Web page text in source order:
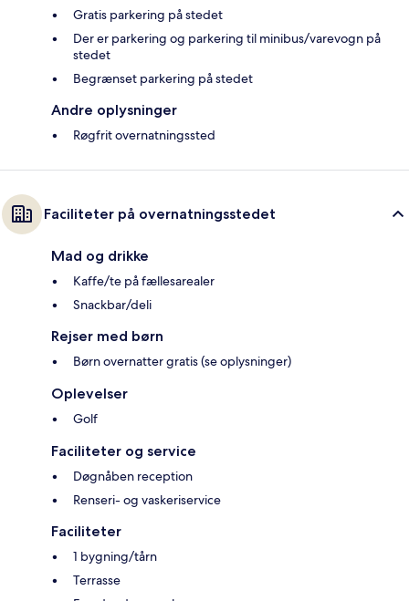
Gratis parkering på stedet
Der er parkering og parkering til minibus/varevogn på
stedet
Begrænset parkering på stedet
Andre oplysninger
Røgfrit overnatningssted
Faciliteter på overnatningsstedet
Mad og drikke
Kaffe/te på fællesarealer
Snackbar/deli
Rejser med børn
Børn overnatter gratis (se oplysninger)
Oplevelser
Golf
Faciliteter og service
Døgnåben reception
Renseri- og vaskeriservice
Faciliteter
1 bygning/tårn
Terrasse